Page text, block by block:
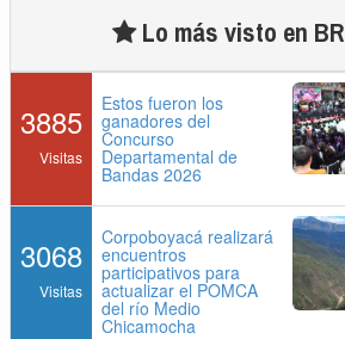
Lo más visto en BR
3885
Visitas
Estos fueron los
ganadores del
Concurso
Departamental de
Bandas 2026
3068
Visitas
Corpoboyacá realizará
encuentros
participativos para
actualizar el POMCA
del río Medio
Chicamocha